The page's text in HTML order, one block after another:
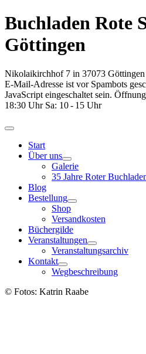
Buchladen Rote
Göttingen
Nikolaikirchhof 7 in 37073 Göttingen
E-Mail-Adresse ist vor Spambots
JavaScript eingeschaltet sein.
18:30 Uhr Sa: 10 - 15 Uhr
Start
Über uns
Galerie
35 Jahre Roter
Blog
Bestellung
Shop
Versandkosten
Büchergilde
Veranstaltungen
Veranstaltungsarchiv
Kontakt
Wegbeschreibung
© Fotos: Katrin Raabe